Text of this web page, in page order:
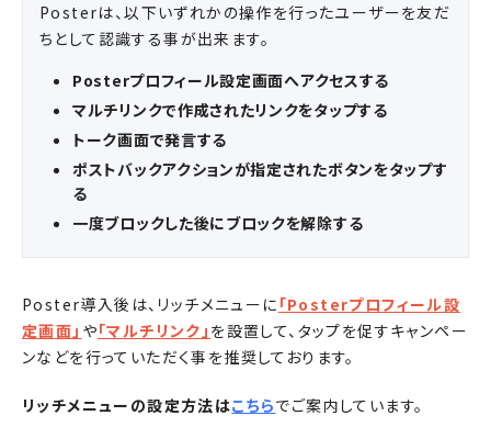
Posterは、以下いずれかの操作を行ったユーザーを友だ
ちとして認識する事が出来ます。
Posterプロフィール設定画面へアクセスする
マルチリンクで作成されたリンクをタップする
トーク画面で発言する
ポストバックアクションが指定されたボタンをタップす
る
一度ブロックした後にブロックを解除する
Poster導入後は、リッチメニューに 「Posterプロフィール設
定画面」 や「マルチリンク」 を設置して、タップを促すキャンペー
ンなどを行っていただく事を推奨しております。
リッチメニューの設定方法はこちらでご案内しています。